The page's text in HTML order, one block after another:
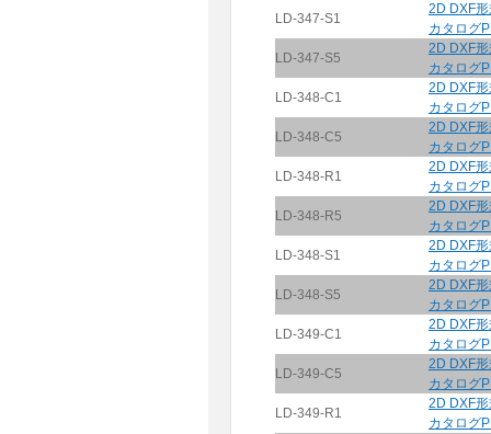
LD-347-S1
2D DXF
カタログ
LD-347-S5
2D DXF
カタログ
LD-348-C1
2D DXF
カタログ
LD-348-C5
2D DXF
カタログ
LD-348-R1
2D DXF
カタログ
LD-348-R5
2D DXF
カタログ
LD-348-S1
2D DXF
カタログ
LD-348-S5
2D DXF
カタログ
LD-349-C1
2D DXF
カタログ
LD-349-C5
2D DXF
カタログ
LD-349-R1
2D DXF
カタログ